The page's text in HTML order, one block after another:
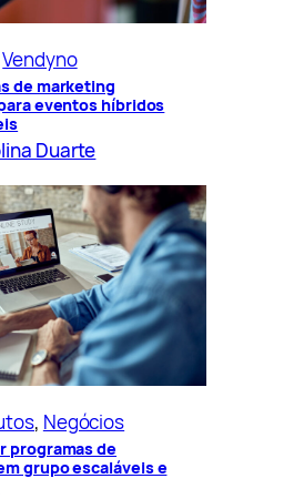
Vendyno
de marketing
eventos híbridos
Duarte
, Negócios
programas de
grupo escaláveis e